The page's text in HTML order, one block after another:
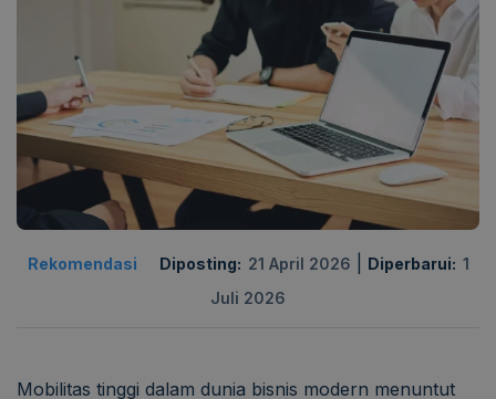
Rekomendasi Diposting: 21 April 2026 Diperbarui: 1
Juli 2026
Mobilitas tinggi dalam dunia bisnis modern menuntut